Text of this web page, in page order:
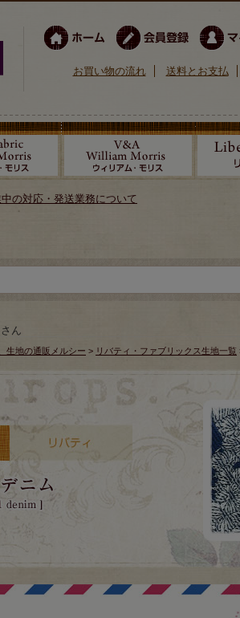
お買い物の流れ 送料とお支払
の対応・発送業務について
ん
生地の通販メルシー > リバティ・ファブリックス生地一覧